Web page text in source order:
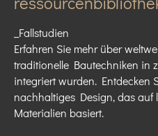
_Fallstudien
Erfahren Sie mehr über
traditionelle Bautechniken in
integriert wurden. Entdecken
nachhaltiges Design, das auf
Materialien basiert.